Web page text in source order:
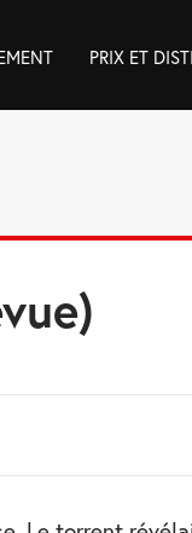
PRIX ET